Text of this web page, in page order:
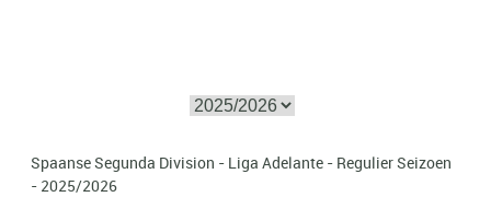
Spaanse Segunda Division - Liga Adelante - Regulier Seizoen
- 2025/2026